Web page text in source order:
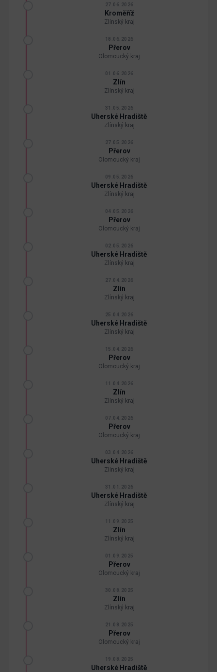
27.06.2026
Kroměříž
Zlínský kraj
18.06.2026
Přerov
Olomoucký kraj
01.06.2026
Zlín
Zlínský kraj
31.05.2026
Uherské Hradiště
Zlínský kraj
27.05.2026
Přerov
Olomoucký kraj
09.05.2026
Uherské Hradiště
Zlínský kraj
04.05.2026
Přerov
Olomoucký kraj
02.05.2026
Uherské Hradiště
Zlínský kraj
27.04.2026
Zlín
Zlínský kraj
25.04.2026
Uherské Hradiště
Zlínský kraj
15.04.2026
Přerov
Olomoucký kraj
11.04.2026
Zlín
Zlínský kraj
07.04.2026
Přerov
Olomoucký kraj
03.04.2026
Uherské Hradiště
Zlínský kraj
31.01.2026
Uherské Hradiště
Zlínský kraj
11.09.2025
Zlín
Zlínský kraj
01.09.2025
Přerov
Olomoucký kraj
30.08.2025
Zlín
Zlínský kraj
21.08.2025
Přerov
Olomoucký kraj
19.08.2025
Uherské Hradiště